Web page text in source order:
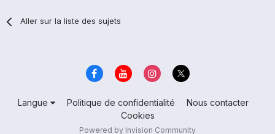
Aller sur la liste des sujets
Langue Politique de confidentialité
Nous contacter
Cookies
Powered by Invision Community